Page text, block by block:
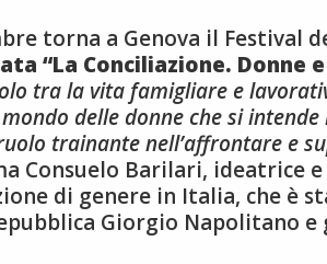
torna a Genova il Festival
“La Conciliazione. Donne
tra la vita famigliare e
delle donne che si
trainante nell’affrontare e
Consuelo Barilari, ideatrice
di genere in Italia, che è
Giorgio Napolitano e